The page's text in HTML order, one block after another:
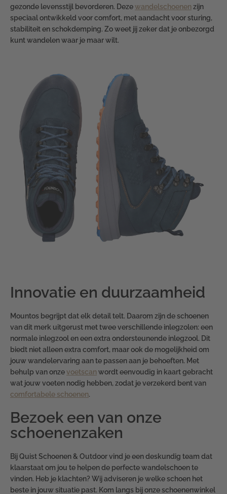
gezonde levensstijl bevorderen. Dezewandelschoenen zijn
speciaal ontwikkeld voor comfort, met aandacht voor sturing,
stabiliteit en schokdemping. Zo weet jij zeker dat je onbezorgd
kunt wandelen waar je maar wilt.
Innovatie en duurzaamheid
Mountos begrijpt dat elk detail telt. Daarom zijn de schoenen
van dit merk uitgerust met twee verschillende inlegzolen: een
normale inlegzool en een extra ondersteunende inlegzool. Dit
biedt niet alleen extra comfort, maar ook de mogelijkheid om
jouw wandelervaring aan te passen aan je behoeften. Met
behulp van onzevoetscan wordt eenvoudig in kaart gebracht
wat jouw voeten nodig hebben, zodat je verzekerd bent van
comfortabele schoenen.
Bezoek een van onze
schoenenzaken
Bij Quist Schoenen & Outdoor vind je een deskundig team dat
klaarstaat om jou te helpen de perfecte wandelschoen te
vinden. Heb je klachten? Wij adviseren je welke schoen het
beste in jouw situatie past. Kom langs bij onze schoenenwinkel